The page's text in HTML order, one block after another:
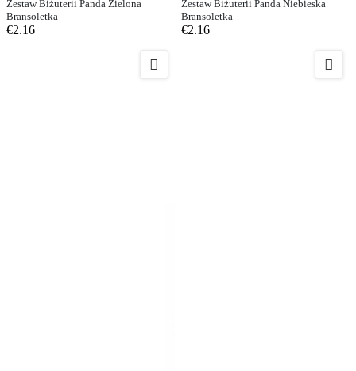
Zestaw Biżuterii Panda Zielona
Bransoletka
€2.16
Zestaw Biżuterii Panda Niebieska
Bransoletka
€2.16
 